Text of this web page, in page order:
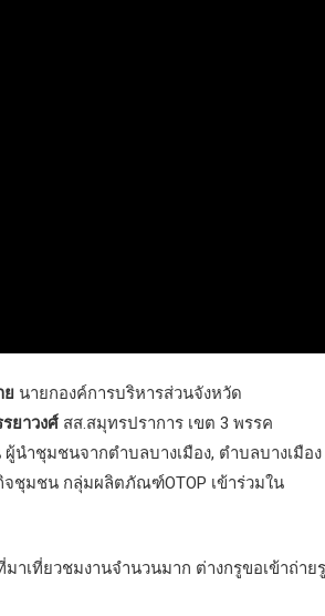
ย นายกองค์การบริหารส่วนจังหวัด
ยาวงศ์ สส.สมุทรปราการ เขต 3 พรรค
ำชุมชนจากตำบลบางเมือง, ตำบลบางเมือง
ชุมชน กลุ่มผลิตภัณฑ์OTOP เข้าร่วมใน
าเที่ยวชมงานจำนวนมาก ต่างกรูขอเข้าถ่าย